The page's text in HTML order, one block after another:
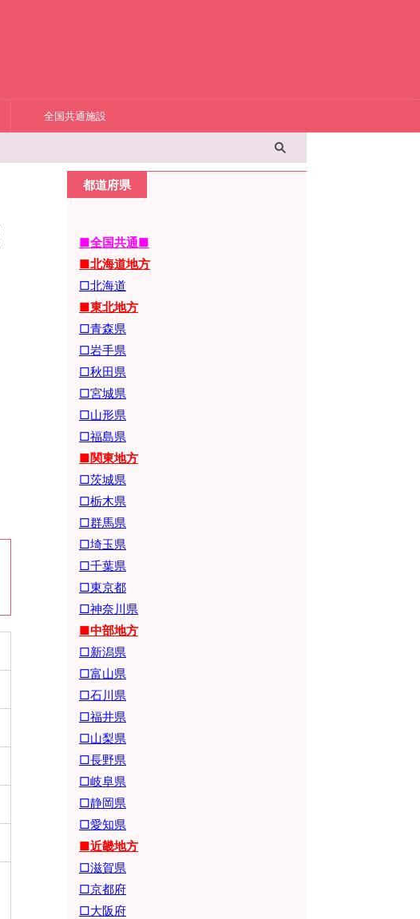
全国共通施設
都道府県
■全国共通■
■北海道地方
□北海道
■東北地方
□青森県
□岩手県
□秋田県
□宮城県
□山形県
□福島県
■関東地方
□茨城県
□栃木県
□群馬県
□埼玉県
□千葉県
□東京都
□神奈川県
■中部地方
□新潟県
□富山県
□石川県
□福井県
□山梨県
□長野県
□岐阜県
□静岡県
□愛知県
■近畿地方
□滋賀県
□京都府
□大阪府